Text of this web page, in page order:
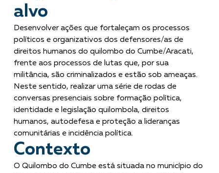
alvo
Desenvolver ações que fortaleçam os processos
políticos e organizativos dos defensores/as de
direitos humanos do quilombo do Cumbe/Aracati,
frente aos processos de lutas que, por sua
militância, são criminalizados e estão sob ameaças.
Neste sentido, realizar uma série de rodas de
conversas presenciais sobre formação política,
identidade e legislação quilombola, direitos
humanos, autodefesa e proteção a lideranças
comunitárias e incidência política.
Contexto
O Quilombo do Cumbe está situada no município do